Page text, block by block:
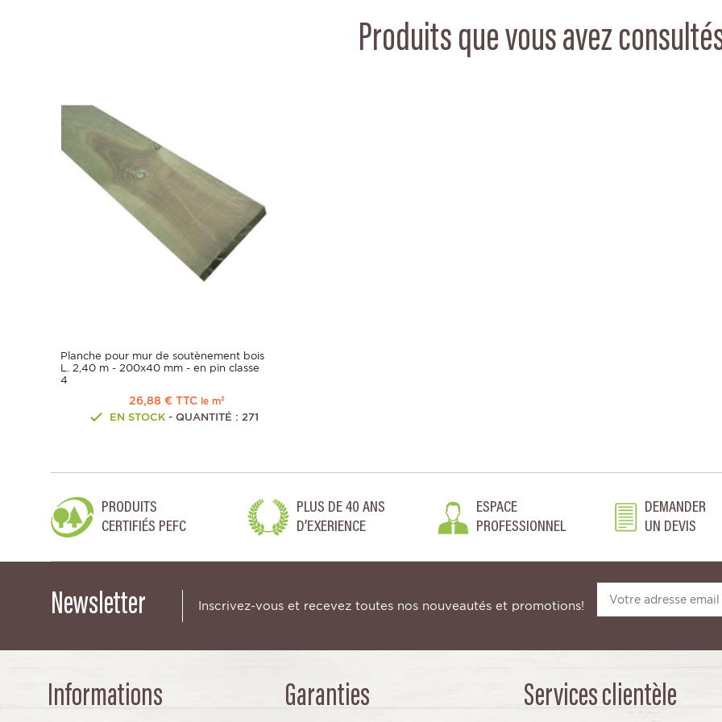
Produits que vous avez
Planche pour mur de soutènement bois
L. 2,40 m - 200x40 mm - en pin classe
4
26,88 € TTC le m²
EN STOCK- QUANTITÉ : 271
PRODUITS
CERTIFIÉS PEFC
PLUS DE 40 ANS
D’EXERIENCE
ESPACE
PROFESSIONNEL
DEMANDER
UN DEVIS
Newsletter Inscrivez-vous et recevez toutes nos nouveautés et promotions!
Informations Garanties Services clientèle